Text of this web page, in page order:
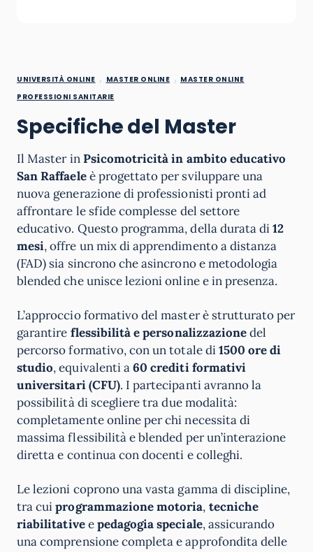
UNIVERSITÀ ONLINE MASTER ONLINE
MASTER ONLINE
PROFESSIONI SANITARIE
Specifiche del Master
Il Master inPsicomotricità in ambito educativo
San Raffaeleè progettato per sviluppare una
nuova generazione di professionisti pronti ad
affrontare le sfide complesse del settore
educativo. Questo programma, della durata di12
mesi, offre un mix di apprendimento a distanza
(FAD) sia sincrono che asincrono e metodologia
blended che unisce lezioni online e in presenza.
L’approccio formativo del master è strutturato per
garantire flessibilità e personalizzazionedel
percorso formativo, con un totale di1500 ore di
studio, equivalenti a60 crediti formativi
universitari (CFU). I partecipanti avranno la
possibilità di scegliere tra due modalità:
completamente online per chi necessita di
massima flessibilità e blended per un’interazione
diretta e continua con docenti e colleghi.
Le lezioni coprono una vasta gamma di discipline,
tra cuiprogrammazione motoria, tecniche
riabilitativeepedagogia speciale, assicurando
una comprensione completa e approfondita delle